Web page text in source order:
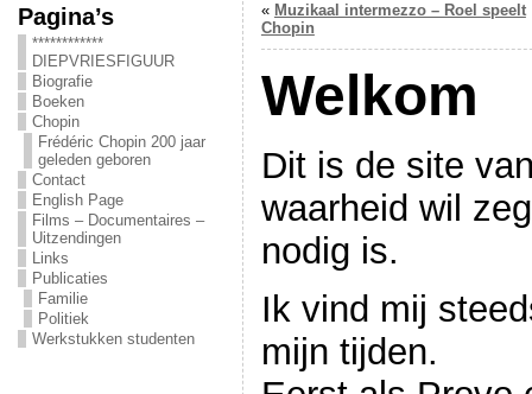
Pagina’s
************
DIEPVRIESFIGUUR
Biografie
Boeken
Chopin
Frédéric Chopin 200 jaar
geleden geboren
Contact
English Page
Films – Documentaires –
Uitzendingen
Links
Publicaties
Familie
Politiek
Werkstukken studenten
« Muzikaal intermezzo – Roel speelt
Chopin
Welkom
Dit is de site
waarheid wil
nodig is.
Ik vind mij
mijn tijden.